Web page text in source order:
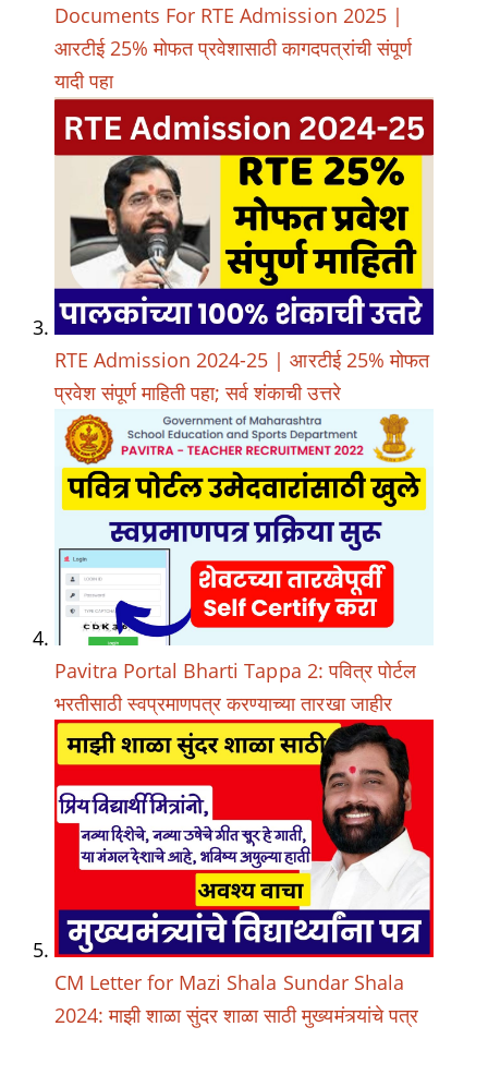
Documents For RTE Admission 2025 |
आरटीई 25% मोफत प्रवेशासाठी कागदपत्रांची संपूर्ण
यादी पहा
RTE Admission 2024-25 | आरटीई 25% मोफत
प्रवेश संपूर्ण माहिती पहा; सर्व शंकाची उत्तरे
Pavitra Portal Bharti Tappa 2: पवित्र पोर्टल
भरतीसाठी स्वप्रमाणपत्र करण्याच्या तारखा जाहीर
CM Letter for Mazi Shala Sundar Shala
2024: माझी शाळा सुंदर शाळा साठी मुख्यमंत्र्यांचे पत्र